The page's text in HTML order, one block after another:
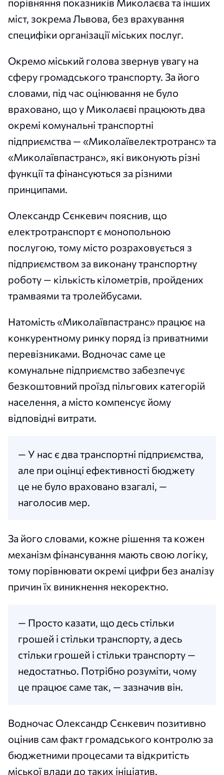
порівняння показників Миколаєва та інших
міст, зокрема Львова, без врахування
специфіки організації міських послуг.
Окремо міський голова звернув увагу на
сферу громадського транспорту. За його
словами, під час оцінювання не було
враховано, що у Миколаєві працюють два
окремі комунальні транспортні
підприємства — «Миколаївелектротранс» та
«Миколаївпастранс», які виконують різні
функції та фінансуються за різними
принципами.
Олександр Сєнкевич пояснив, що
електротранспорт є монопольною
послугою, тому місто розраховується з
підприємством за виконану транспортну
роботу — кількість кілометрів, пройдених
трамваями та тролейбусами.
Натомість «Миколаївпастранс» працює на
конкурентному ринку поряд із приватними
перевізниками. Водночас саме це
комунальне підприємство забезпечує
безкоштовний проїзд пільгових категорій
населення, а місто компенсує йому
відповідні витрати.
— У нас є два транспортні підприємства,
але при оцінці ефективності бюджету
це не було враховано взагалі, —
наголосив мер.
За його словами, кожне рішення та кожен
механізм фінансування мають свою логіку,
тому порівнювати окремі цифри без аналізу
причин їх виникнення некоректно.
— Просто казати, що десь стільки
грошей і стільки транспорту, а десь
стільки грошей і стільки транспорту —
недостатньо. Потрібно розуміти, чому
це працює саме так, — зазначив він.
Водночас Олександр Сєнкевич позитивно
оцінив сам факт громадського контролю за
бюджетними процесами та відкритість
міської влади до таких ініціатив.